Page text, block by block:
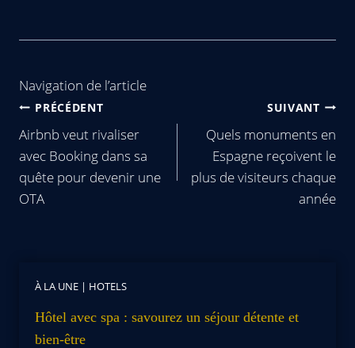
Navigation de l’article
PRÉCÉDENT
Airbnb veut rivaliser
avec Booking dans sa
quête pour devenir une
OTA
SUIVANT
Quels monuments en
Espagne reçoivent le
plus de visiteurs chaque
année
À LA UNE | HOTELS
Hôtel avec spa : savourez un séjour détente et
bien-être